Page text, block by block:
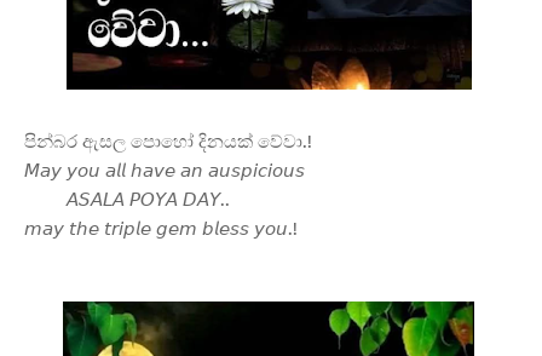
පින්බර ඇසල පොහෝ දිනයක් වේවා.!
𝘔𝘢𝘺 𝘺𝘰𝘶 𝘢𝘭𝘭 𝘩𝘢𝘷𝘦 𝘢𝘯 𝘢𝘶𝘴𝘱𝘪𝘤𝘪𝘰𝘶𝘴
𝘈𝘚𝘈𝘓𝘈 𝘗𝘖𝘠𝘈 𝘋𝘈𝘠..
𝘮𝘢𝘺 𝘵𝘩𝘦 𝘵𝘳𝘪𝘱𝘭𝘦 𝘨𝘦𝘮 𝘣𝘭𝘦𝘴𝘴 𝘺𝘰𝘶.!